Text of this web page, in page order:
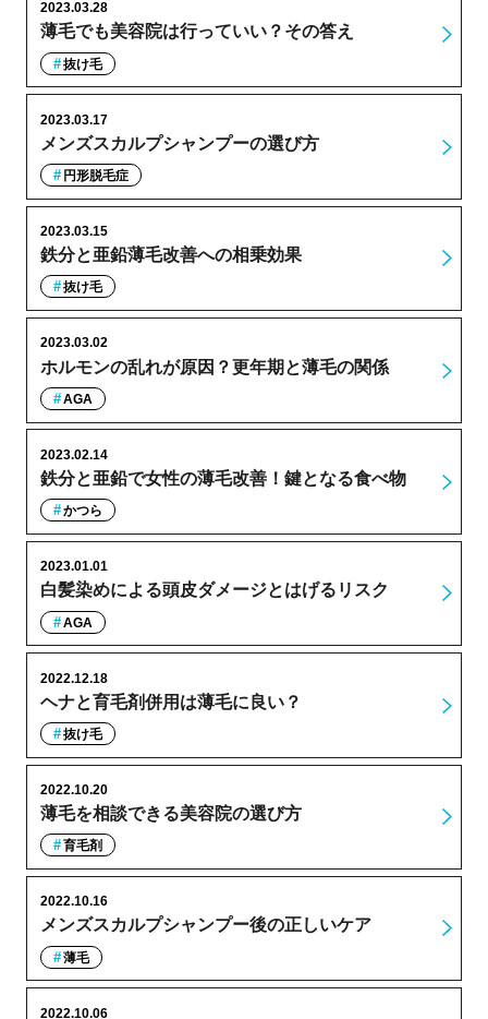
薄毛でも美容院は行っていい？その答え
2023.03.28
抜け毛
メンズスカルプシャンプーの選び方
2023.03.17
円形脱毛症
鉄分と亜鉛薄毛改善への相乗効果
2023.03.15
抜け毛
ホルモンの乱れが原因？更年期と薄毛の関係
2023.03.02
AGA
鉄分と亜鉛で女性の薄毛改善！鍵となる食べ物
2023.02.14
かつら
白髪染めによる頭皮ダメージとはげるリスク
2023.01.01
AGA
ヘナと育毛剤併用は薄毛に良い？
2022.12.18
抜け毛
薄毛を相談できる美容院の選び方
2022.10.20
育毛剤
メンズスカルプシャンプー後の正しいケア
2022.10.16
薄毛
2022.10.06